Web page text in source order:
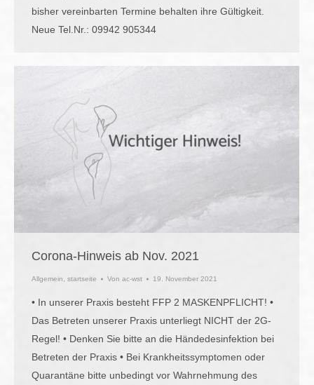
bisher vereinbarten Termine behalten ihre Gültigkeit.
Neue Tel.Nr.: 09942 905344
Corona-Hinweis ab Nov. 2021
Allgemein startseite Von ac-wst 19. November 2021
• In unserer Praxis besteht FFP 2 MASKENPFLICHT! •
Das Betreten unserer Praxis unterliegt NICHT der 2G-
Regel! • Denken Sie bitte an die Händedesinfektion bei
Betreten der Praxis • Bei Krankheitssymptomen oder
Quarantäne bitte unbedingt vor Wahrnehmung des